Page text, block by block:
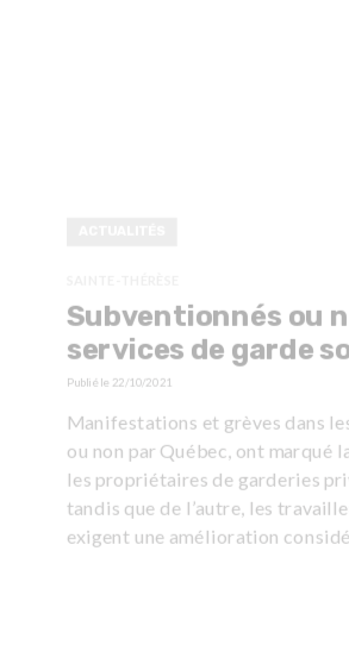
Subventionnés ou
services de garde
Publié le 22/10/2021
Manifestations et grèves dans
ou non par Québec, ont marqué
les propriétaires de garderies
tandis que de l’autre, les
exigent une amélioration